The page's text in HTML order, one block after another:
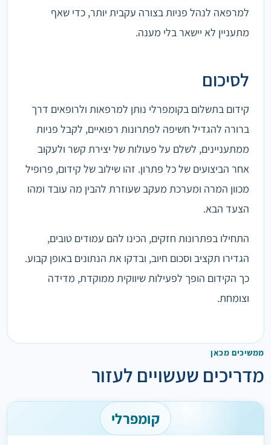
למרפאה לנהל פניות בצורה עקבית יותר, כדי שאף
מתעניין לא יישאר בלי מענה.
לסיכום
קידום בתשלום בקומפרלי נותן למרפאות ולרופאים דרך
ברורה להגדיל חשיפה לפתרונות רפואיים, לקבל פניות
ממתעניינים, לשלם על פעולות של יצירת קשר ולעקוב
אחר הביצועים של כל פתרון. זהו שילוב של קידום, פרופיל
מכוון המרה ומערכת מעקב שעוזרת להבין מה עובד ומהו
הצעד הבא.
התחילו בפתרונות חזקים, הכינו להם עמודים טובים,
הגדירו תקציב וסכום חיוב, ובדקו את הנתונים באופן קבוע.
כך הקידום הופך לפעילות שיווקית ממוקדת, מדידה
וצומחת.
ממשיכים מכאן
מדריכים שעשויים לעזור
קומפרלי